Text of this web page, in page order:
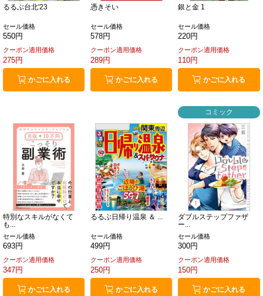
るるぶ台北'23
セール価格
550円
クーポン適用価格
275円
かごに入れる
憑きそい
セール価格
578円
クーポン適用価格
289円
かごに入れる
銀と金 1
セール価格
220円
クーポン適用価格
110円
かごに入れる
特別なスキルがなくて
も...
セール価格
693円
クーポン適用価格
347円
かごに入れる
るるぶ日帰り温泉 ＆ ...
セール価格
499円
クーポン適用価格
250円
かごに入れる
コミック
ダブルステップファザ
ー...
セール価格
300円
クーポン適用価格
150円
かごに入れる